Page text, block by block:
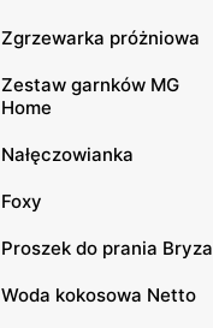
Zgrzewarka próżniowa
Zestaw garnków MG
Home
Nałęczowianka
Foxy
Proszek do prania Bryza
Woda kokosowa Netto